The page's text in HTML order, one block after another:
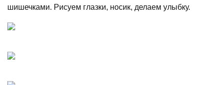
шишечками. Рисуем глазки, носик, делаем улыбку.